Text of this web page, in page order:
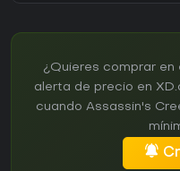
¿Quieres comprar en
alerta de precio en
cuando Assassin's